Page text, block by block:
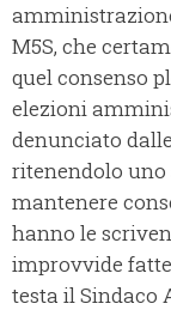
M5S, che
quel consenso
elezioni
denunciato
ritenendolo uno
mantenere
hanno le
improvvide
testa il Sindaco